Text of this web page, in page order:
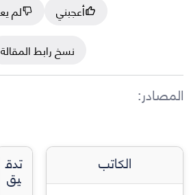
أعجبني
لم
نسخ رابط المقالة
المصادر:
الكاتب تدق
يق